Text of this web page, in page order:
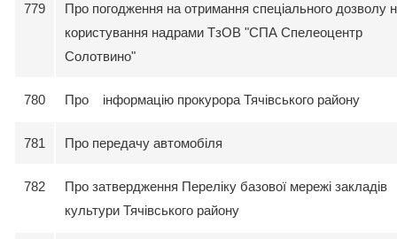
779
Про погодження на отримання спеціального дозволу
користування надрами ТзОВ "СПА Спелеоцентр
Солотвино"
780 Про інформацію прокурора Тячівського району
781 Про передачу автомобіля
782
Про затвердження Переліку базової мережі закладів
культури Тячівського району